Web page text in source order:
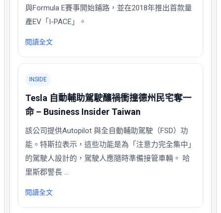
與Formula E賽事開始鋪路，並在2018年推出首款量
產EV「I-PACE」。
閱讀全文
INSIDE
Tesla 自動輔助駕駛釀禍衝撞德州民宅奪一
命 – Business Insider Taiwan
該公司提供Autopilot 與全自動輔助駕駛（FSD）功
能。特斯拉表示，這些功能是為「注意力完全集中」
的駕駛人設計的，駕駛人應隨時準備接管車輛。 哈
里斯郡警長 …
閱讀全文